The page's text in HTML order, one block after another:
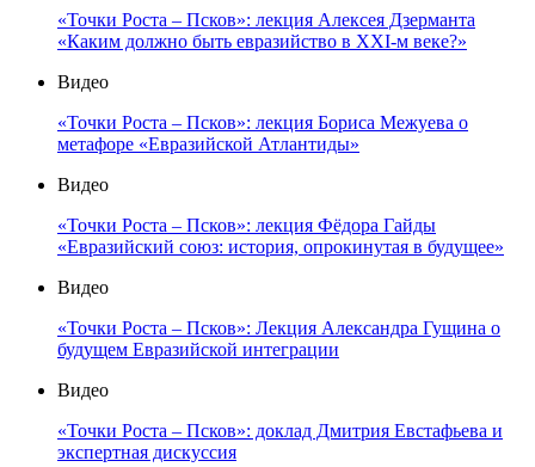
«Точки Роста – Псков»: лекция Алексея Дзерманта
«Каким должно быть евразийство в XXI-м веке?»
Видео
«Точки Роста – Псков»: лекция Бориса Межуева о
метафоре «Евразийской Атлантиды»
Видео
«Точки Роста – Псков»: лекция Фёдора Гайды
«Евразийский союз: история, опрокинутая в будущее»
Видео
«Точки Роста – Псков»: Лекция Александра Гущина о
будущем Евразийской интеграции
Видео
«Точки Роста – Псков»: доклад Дмитрия Евстафьева и
экспертная дискуссия